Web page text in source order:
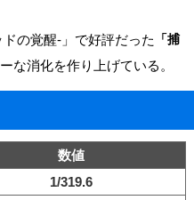
の覚醒-」で好評だった
「捕
な消化を作り上げている。
数値
1/319.6